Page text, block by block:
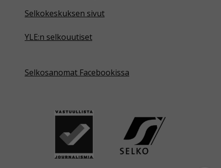
Selkokeskuksen sivut
YLE:n selkouutiset
Selkosanomat Facebookissa